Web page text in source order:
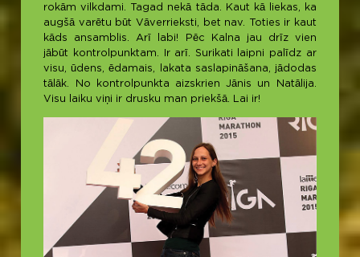
rokām vilkdami. Tagad nekā tāda. Kaut kā liekas, ka
augšā varētu būt Vāverrieksti, bet nav. Toties ir kaut
kāds ansamblis. Arī labi! Pēc Kalna jau drīz vien
jābūt kontrolpunktam. Ir arī. Surikati laipni palīdz ar
visu, ūdens, ēdamais, lakata saslapināšana, jādodas
tālāk. No kontrolpunkta aizskrien Jānis un Natālija.
Visu laiku viņi ir drusku man priekšā. Lai ir!